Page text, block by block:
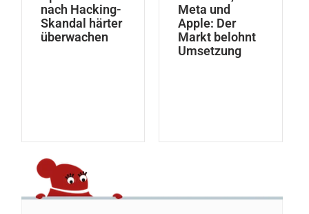
nach Hacking-
Skandal härter
überwachen
Meta und
Apple: Der
Markt belohnt
Umsetzung